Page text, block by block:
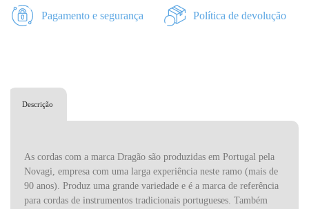
Pagamento e segurança Política de devolução
Descrição
As cordas com a marca Dragão são produzidas em Portugal pela
Novagi, empresa com uma larga experiência neste ramo (mais de
90 anos). Produz uma grande variedade e é a marca de referência
para cordas de instrumentos tradicionais portugueses. Também